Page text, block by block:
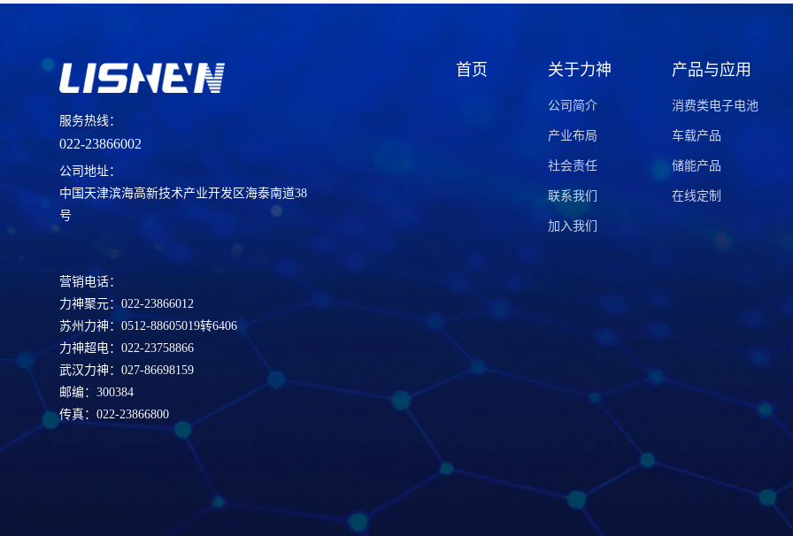
服务热线：
022-23866002
公司地址：
中国天津滨海高新技术产业开发区海泰南道38
号
营销电话：
力神聚元：022-23866012
苏州力神：0512-88605019转6406
力神超电：022-23758866
武汉力神：027-86698159
邮编：300384
传真：022-23866800
首页 关于力神
公司简介
产业布局
社会责任
联系我们
加入我们
产品与应用
消费类电子电池
车载产品
储能产品
在线定制